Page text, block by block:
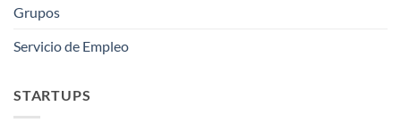
Grupos
Servicio de Empleo
STARTUPS